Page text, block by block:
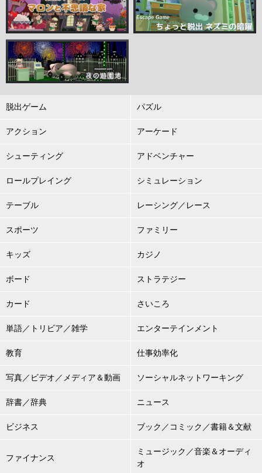
脱出ゲーム パズル
アクション アーケード
シューティング アドベンチャー
ロールプレイング シミュレーション
テーブル レーシング／レース
スポーツ ファミリー
キッズ カジノ
ボード ストラテジー
カード さいころ
単語／トリビア／雑学 エンターテインメント
教育 仕事効率化
写真／ビデオ／メディア＆動画 ソーシャルネットワーキング
辞書／辞典 ニュース
ビジネス ブック／コミック／書籍＆文献
ファイナンス
ミュージック／音楽＆オーディ
オ